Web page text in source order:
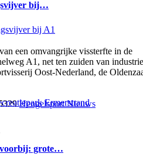
bij…
een omvangrijke vissterfte in de
A1, net ten zuiden van
Oost-Nederland, de
Hengelsport Nieuws
voorbij: grote…